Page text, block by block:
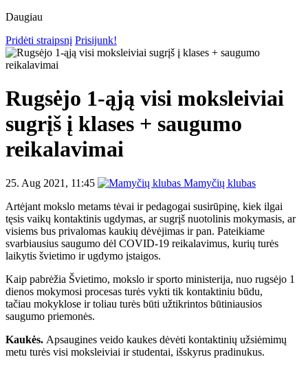
Daugiau
Pridėti straipsnį Prisijunk!
Rugsėjo 1-ąją visi moksleiviai
sugrįš į klases + saugumo
reikalavimai
25. Aug 2021, 11:45
Mamyčių klubas
Artėjant mokslo metams tėvai ir pedagogai susirūpinę, kiek ilgai
tęsis vaikų kontaktinis ugdymas, ar sugrįš nuotolinis mokymasis, ar
visiems bus privalomas kaukių dėvėjimas ir pan. Pateikiame
svarbiausius saugumo dėl COVID-19 reikalavimus, kurių turės
laikytis švietimo ir ugdymo įstaigos.
Kaip pabrėžia Švietimo, mokslo ir sporto ministerija, nuo rugsėjo 1
dienos mokymosi procesas turės vykti tik kontaktiniu būdu,
tačiau mokyklose ir toliau turės būti užtikrintos būtiniausios
saugumo priemonės.
Kaukės. Apsaugines veido kaukes dėvėti kontaktinių užsiėmimų
metu turės visi moksleiviai ir studentai, išskyrus pradinukus.